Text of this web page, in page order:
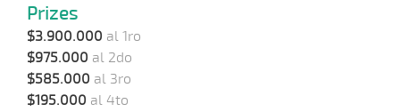
Prizes
$3.900.000 al 1ro
$975.000 al 2do
$585.000 al 3ro
$195.000 al 4to